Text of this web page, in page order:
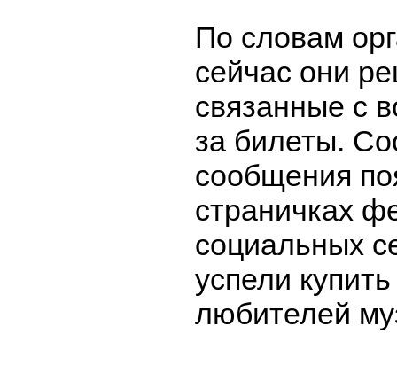
По словам
сейчас они
связанные с
за билеты.
сообщения
страничках
социальных
успели
любителей